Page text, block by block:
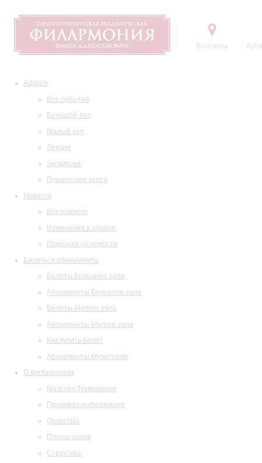
Контакты
Афиша
Все события
Большой зал
Малый зал
Лекции
Экскурсии
Пушкинская карта
Новости
Все новости
Изменения в афише
Подписка на новости
Билеты и абонементы
Билеты Большого зала
Абонементы Большого зала
Билеты Малого зала
Абонементы Малого зала
Как купить билет
Абонементы Музитория
О филармонии
Маэстро Темирканов
Правовая информация
Оркестры
Планы залов
Структура